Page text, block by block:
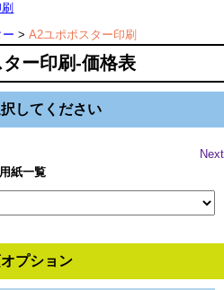
> A2ユポポスター印刷
ー印刷-価格表
してください
Next
用紙一覧
プション